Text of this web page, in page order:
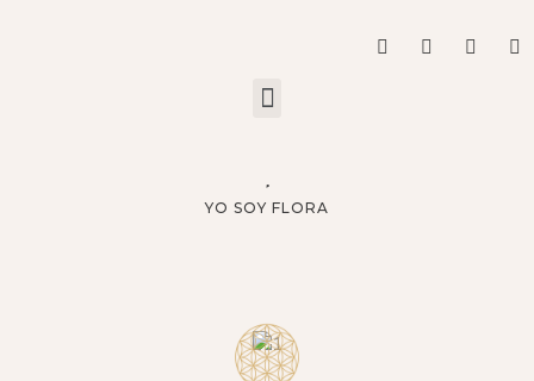
YO SOY FLORA